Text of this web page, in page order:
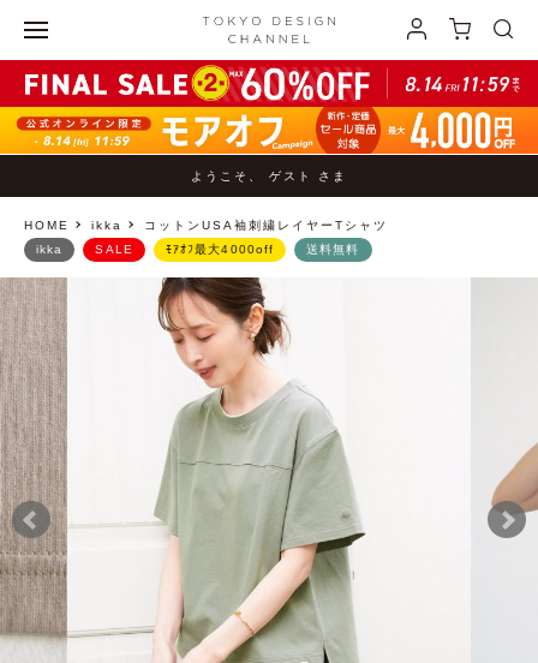
ようこそ、 ゲスト さま
HOME ikka コットンUSA袖刺繍レイヤーTシャツ
ikka SALE ﾓｱｵﾌ最大4000off 送料無料